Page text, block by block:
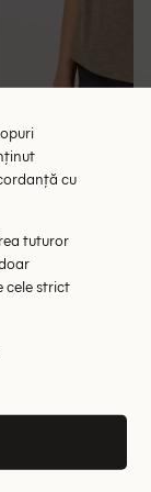
cu
tuturor
cele strict